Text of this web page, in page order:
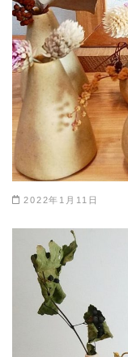
2022年1月11日